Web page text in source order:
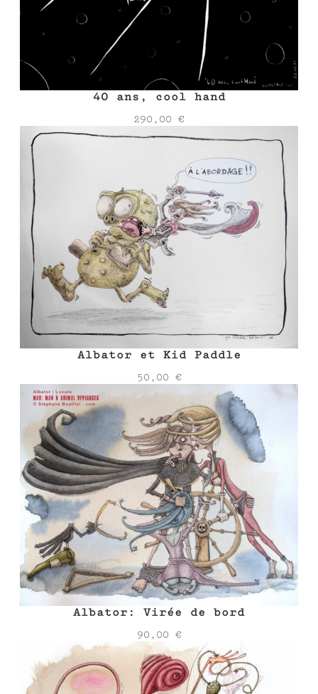
40 ans, cool hand
290,00 €
Albator et Kid Paddle
50,00 €
Albator: Virée de bord
90,00 €